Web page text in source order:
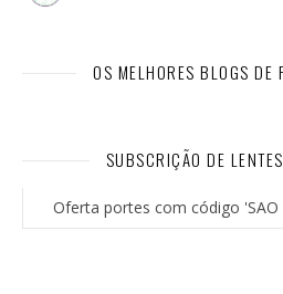
OS MELHORES BLOGS
SUBSCRIÇÃO DE
Oferta portes com código 'SAO